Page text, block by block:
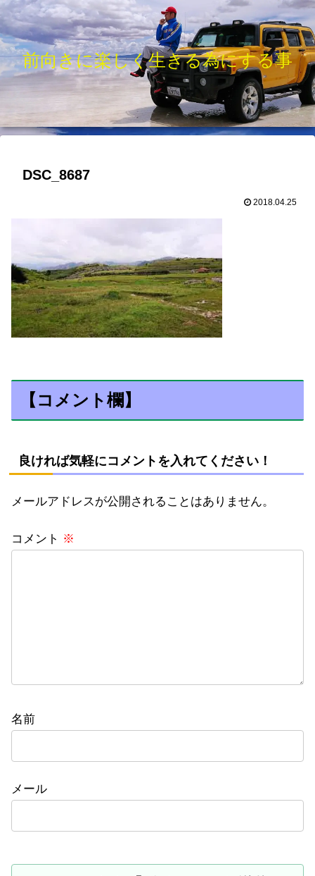
前向きに楽しく生きる為にする事
DSC_8687
2018.04.25
【コメント欄】
良ければ気軽にコメントを入れてください！
メールアドレスが公開されることはありません。
コメント ※
名前
メール